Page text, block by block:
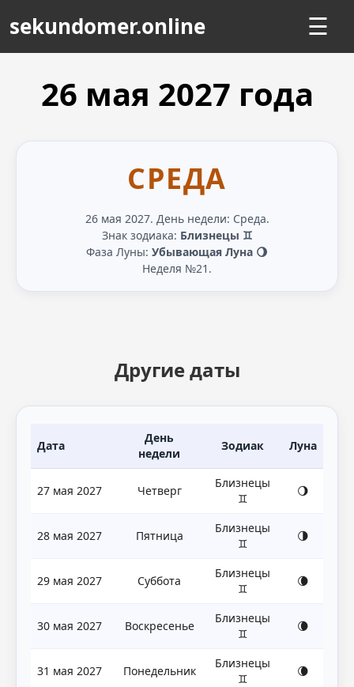
sekundomer.online ☰
26 мая 2027 года
СРЕДА
26 мая 2027. День недели: Среда.
Знак зодиака: Близнецы ♊
Фаза Луны: Убывающая Луна 🌖
Неделя №21.
Другие даты
Дата
День
недели
Зодиак Луна
27 мая 2027 Четверг
Близнецы
♊
🌖
28 мая 2027 Пятница
Близнецы
♊
🌗
29 мая 2027 Суббота
Близнецы
♊
🌘
30 мая 2027 Воскресенье
Близнецы
♊
🌘
31 мая 2027 Понедельник
Близнецы
♊
🌘